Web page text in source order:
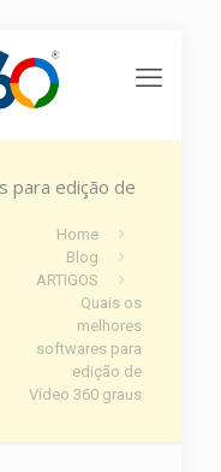
para edição de
Home
Blog
ARTIGOS
Quais os
melhores
softwares para
edição de
Vídeo 360 graus